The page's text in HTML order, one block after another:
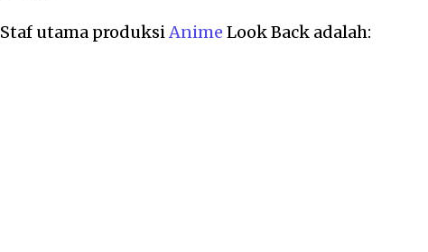
Staf utama produksiAnime Look Back adalah: